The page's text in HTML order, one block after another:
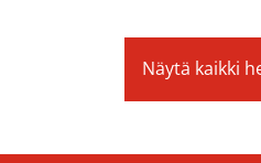
Näytä kaikki